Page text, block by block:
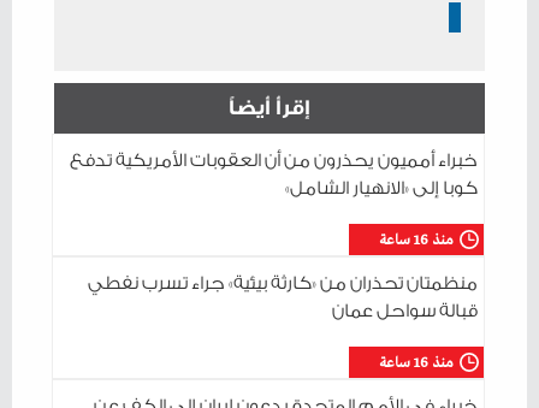
إقرأ أيضاً
منذ 16 ساعة
خبراء أمميون يحذرون من أن العقوبات الأمريكية تدفع
كوبا إلى «الانهيار الشامل»
منذ 16 ساعة
منظمتان تحذران من «كارثة بيئية» جراء تسرب نفطي
قبالة سواحل عمان